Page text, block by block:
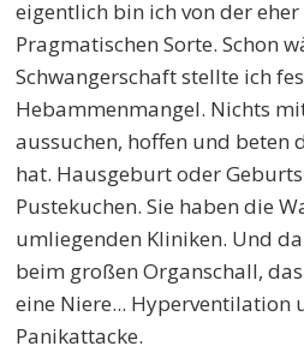
eigentlich bin ich von der eher
Pragmatischen Sorte. Schon
Schwangerschaft stellte ich
Hebammenmangel. Nichts
aussuchen, hoffen und beten
hat. Hausgeburt oder
Pustekuchen. Sie haben die
umliegenden Kliniken. Und
beim großen Organschall,
eine Niere... Hyperventilation
Panikattacke.